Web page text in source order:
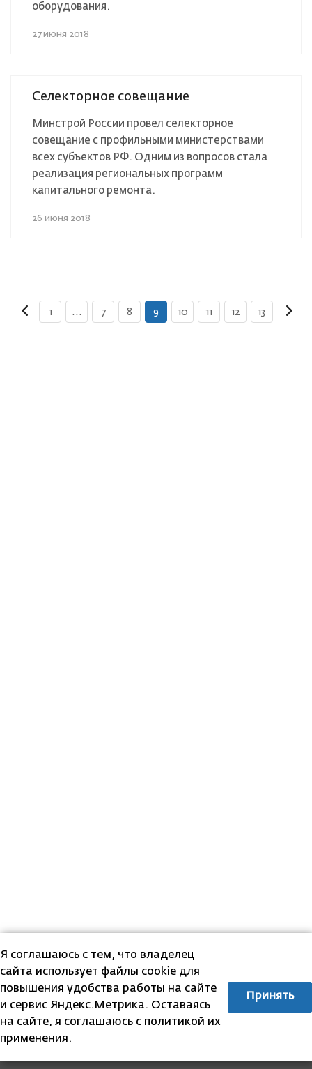
оборудования.
27 июня 2018
Селекторное совещание
Минстрой России провел селекторное
совещание с профильными министерствами
всех субъектов РФ. Одним из вопросов стала
реализация региональных программ
капитального ремонта.
26 июня 2018
1 ... 7 8 9 10 11 12 13
Я соглашаюсь с тем, что владелец
сайта использует файлы cookie для
повышения удобства работы на сайте
и сервис Яндекс.Метрика. Оставаясь
на сайте, я соглашаюсь с политикой их
применения.
Принять